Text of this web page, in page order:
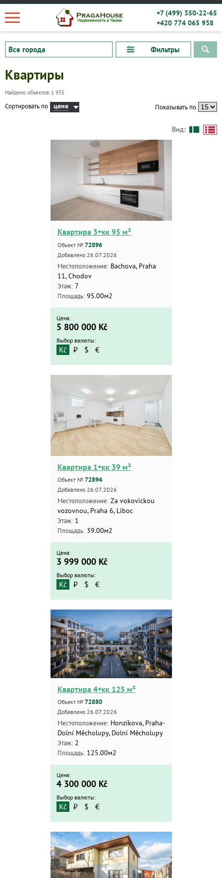
+7 (499) 350-22-65
+420 774 065 938
Фильтры
Квартиры
Дома
Новостройки
Коммерческие объекты
Kč ₽ $ €
Поиск
Расширенный поиск
Квартиры
Найдено объектов: 1 935
Сортировать по цене Показывать по
Вид:
Квартира 3+кк 95 м²
Объект № 72896
Добавлено 26.07.2026
Местоположение:Bachova, Praha
11, Chodov
Этаж:7
Площадь:95.00м2
Цена:
5 800 000 Kč
Выбор валюты:
Kč ₽ $ €
Квартира 1+кк 39 м²
Объект № 72894
Добавлено 26.07.2026
Местоположение:Za vokovickou
vozovnou, Praha 6, Liboc
Этаж:1
Площадь:39.00м2
Цена:
3 999 000 Kč
Выбор валюты:
Kč ₽ $ €
Квартира 4+кк 125 м²
Объект № 72880
Добавлено 26.07.2026
Местоположение:Honzíkova, Praha-
Dolní Měcholupy, Dolní Měcholupy
Этаж:2
Площадь:125.00м2
Цена:
4 300 000 Kč
Выбор валюты:
Kč ₽ $ €